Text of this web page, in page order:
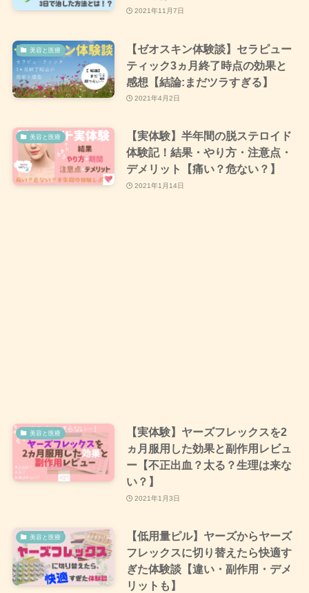
2021年11月7日
美容と医療
【ゼオスキン体験談】セラピュー
ティック3ヵ月終了時点の効果と
感想【結論:まだツラすぎる】
2021年4月2日
美容と医療
【実体験】半年間の脱ステロイド
体験記！結果・やり方・注意点・
デメリット【痛い？危ない？】
2021年1月14日
美容と医療
【実体験】ヤーズフレックスを2
ヵ月服用した効果と副作用レビュ
ー【不正出血？太る？生理は来な
い？】
2021年1月3日
美容と医療
【低用量ピル】ヤーズからヤーズ
フレックスに切り替えたら快適す
ぎた体験談【違い・副作用・デメ
リットも】